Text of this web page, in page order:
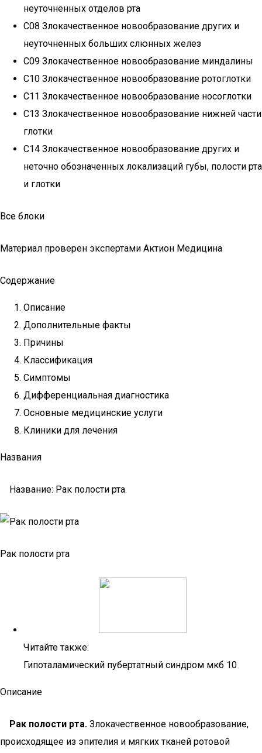
неуточненных отделов рта
C08 Злокачественное новообразование других и
неуточненных больших слюнных желез
C09 Злокачественное новообразование миндалины
C10 Злокачественное новообразование ротоглотки
C11 Злокачественное новообразование носоглотки
C13 Злокачественное новообразование нижней части
глотки
C14 Злокачественное новообразование других и
неточно обозначенных локализаций губы, полости рта
и глотки
Все блоки
Материал проверен экспертами Актион Медицина
Содержание
Описание
Дополнительные факты
Причины
Классификация
Симптомы
Дифференциальная диагностика
Основные медицинские услуги
Клиники для лечения
Названия
Название: Рак полости рта.
Рак полости рта
Читайте также:
Гипоталамический пубертатный синдром мкб 10
Описание
Рак полости рта. Злокачественное новообразование,
происходящее из эпителия и мягких тканей ротовой